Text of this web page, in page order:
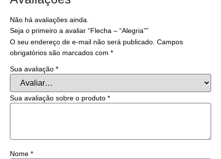
Não há avaliações ainda.
Seja o primeiro a avaliar “Flecha – “Alegria””
O seu endereço de e-mail não será publicado. Campos
obrigatórios são marcados com *
Sua avaliação *
Sua avaliação sobre o produto *
Nome *